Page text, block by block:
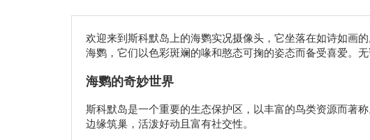
欢迎来到斯科默岛上的海鹦实况摄像头，它坐落在如诗如画
海鹦，它们以色彩斑斓的喙和憨态可掬的姿态而备受喜爱。
海鹦的奇妙世界
斯科默岛是一个重要的生态保护区，以丰富的鸟类资源而著
边缘筑巢，活泼好动且富有社交性。